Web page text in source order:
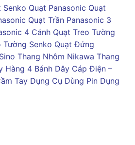
Senko Quạt Panasonic Quạt
Quạt Trần Panasonic 3
4 Cánh Quạt Treo Tường
Tường Senko Quạt Đứng
Thang Nhôm Nikawa Thang
Hàng 4 Bánh Dây Cáp Điện –
Tay Dụng Cụ Dùng Pin Dụng